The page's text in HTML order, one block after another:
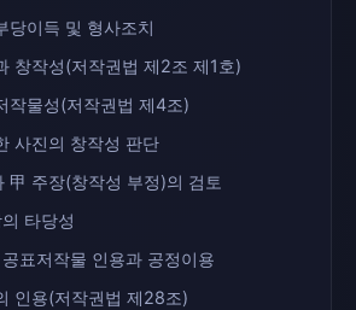
당이득 및 형사조치
창작성(저작권법 제2조 제1호)
작물성(저작권법 제4조)
사진의 창작성 판단
甲 주장(창작성 부정)의 검토
타당성
표저작물 인용과 공정이용
인용(저작권법 제28조)